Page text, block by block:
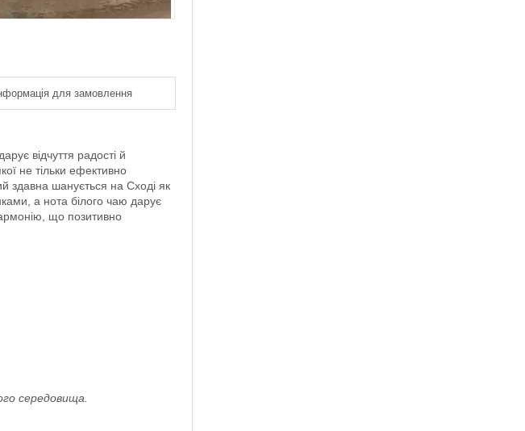
для замовлення
відчуття радості й
не тільки ефективно
здавна шанується на Сході як
а нота білого чаю дарує
що позитивно
середовища.